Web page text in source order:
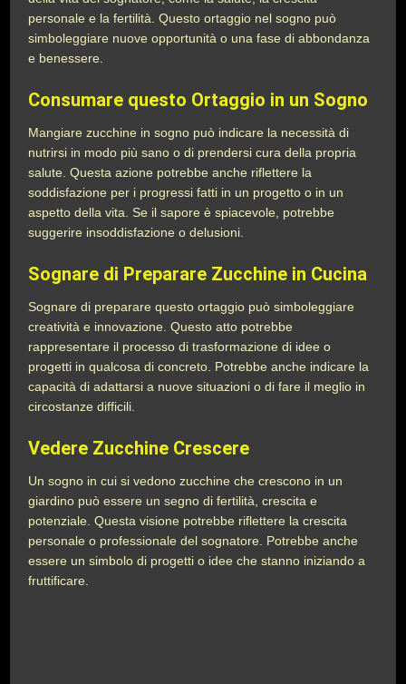
personale e la fertilità. Questo ortaggio nel sogno può
simboleggiare nuove opportunità o una fase di abbondanza
e benessere.
Consumare questo Ortaggio in un Sogno
Mangiare zucchine in sogno può indicare la necessità di
nutrirsi in modo più sano o di prendersi cura della propria
salute. Questa azione potrebbe anche riflettere la
soddisfazione per i progressi fatti in un progetto o in un
aspetto della vita. Se il sapore è spiacevole, potrebbe
suggerire insoddisfazione o delusioni.
Sognare di Preparare Zucchine in Cucina
Sognare di preparare questo ortaggio può simboleggiare
creatività e innovazione. Questo atto potrebbe
rappresentare il processo di trasformazione di idee o
progetti in qualcosa di concreto. Potrebbe anche indicare la
capacità di adattarsi a nuove situazioni o di fare il meglio in
circostanze difficili.
Vedere Zucchine Crescere
Un sogno in cui si vedono zucchine che crescono in un
giardino può essere un segno di fertilità, crescita e
potenziale. Questa visione potrebbe riflettere la crescita
personale o professionale del sognatore. Potrebbe anche
essere un simbolo di progetti o idee che stanno iniziando a
fruttificare.